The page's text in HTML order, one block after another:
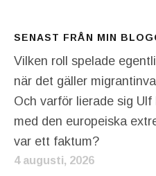
SENAST FRÅN MIN
Vilken roll spelade
när det gäller
Och varför lierade sig
med den europeiska
var ett faktum?
4 augusti, 2026